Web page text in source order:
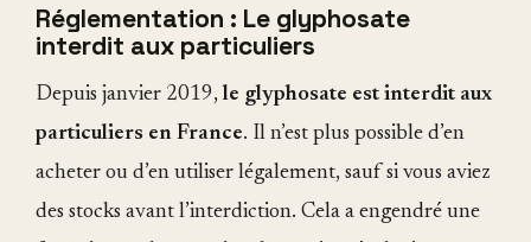
Réglementation : Le glyphosate
interdit aux particuliers
Depuis janvier 2019, le glyphosate est interdit aux
particuliers en France. Il n’est plus possible d’en
acheter ou d’en utiliser légalement, sauf si vous aviez
des stocks avant l’interdiction. Cela a engendré une